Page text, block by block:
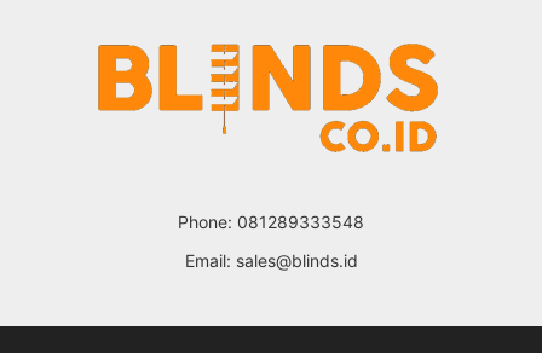
Phone: 081289333548
Email: sales@blinds.id